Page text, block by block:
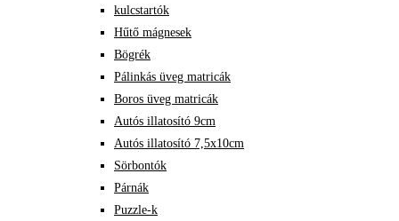
kulcstartók
Hűtő mágnesek
Bögrék
Pálinkás üveg matricák
Boros üveg matricák
Autós illatosító 9cm
Autós illatosító 7,5x10cm
Sörbontók
Párnák
Puzzle-k